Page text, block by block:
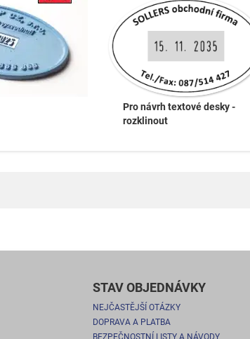
Pro návrh textové desky -
rozklinout
STAV OBJEDNÁVKY
NEJČASTĚJŠÍ OTÁZKY
DOPRAVA A PLATBA